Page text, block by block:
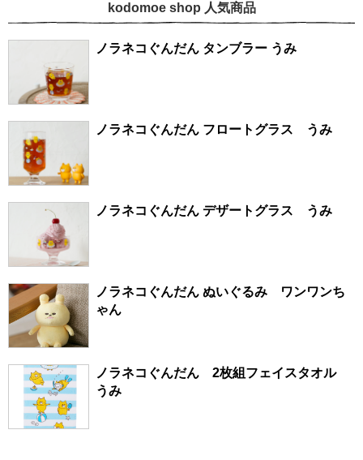
kodomoe shop 人気商品
ノラネコぐんだん タンブラー うみ
ノラネコぐんだん フロートグラス うみ
ノラネコぐんだん デザートグラス うみ
ノラネコぐんだん ぬいぐるみ ワンワンち
ゃん
ノラネコぐんだん 2枚組フェイスタオル
うみ